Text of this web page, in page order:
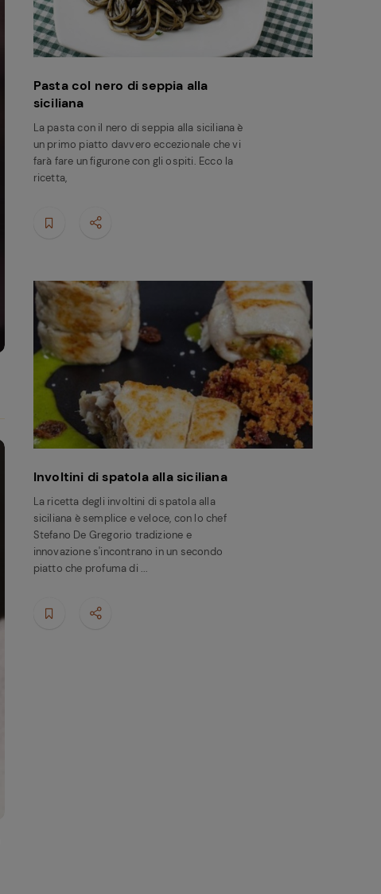
Pasta col nero di seppia alla
siciliana
La pasta con il nero di seppia alla siciliana è
un primo piatto davvero eccezionale che vi
farà fare un figurone con gli ospiti. Ecco la
ricetta,
Involtini di spatola alla siciliana
La ricetta degli involtini di spatola alla
siciliana è semplice e veloce, con lo chef
Stefano De Gregorio tradizione e
innovazione s'incontrano in un secondo
piatto che profuma di ...